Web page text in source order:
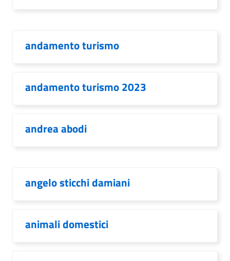
andamento turismo
andamento turismo 2023
andrea abodi
angelo sticchi damiani
animali domestici